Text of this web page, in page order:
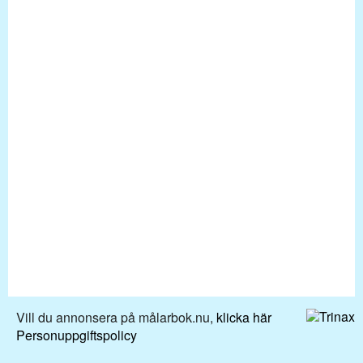
Vill du annonsera på målarbok.nu, klicka här
Personuppgiftspolicy